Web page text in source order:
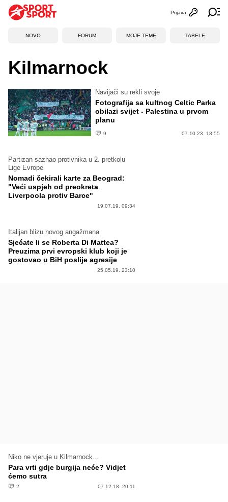
Otvori
Prijava
NOVO FORUM MOJE TEME TABELE
Kilmarnock
Navijači su rekli svoje
Fotografija sa kultnog Celtic Parka
obilazi svijet - Palestina u prvom
planu
9 07.10.23. 18:55
Partizan saznao protivnika u 2. pretkolu
Lige Evrope
Nomadi čekirali karte za Beograd:
"Veći uspjeh od preokreta
Liverpoola protiv Barce"
19.07.19. 09:34
Italijan blizu novog angažmana
Sjećate li se Roberta Di Mattea?
Preuzima prvi evropski klub koji je
gostovao u BiH poslije agresije
25.05.19. 23:10
Niko ne vjeruje u Kilmarnock...
Para vrti gdje burgija neće? Vidjet
ćemo sutra
2 07.12.18. 20:11